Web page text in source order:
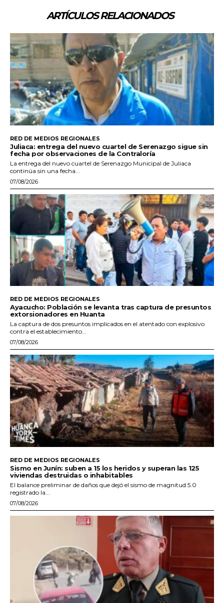
ARTÍCULOS RELACIONADOS
RED DE MEDIOS REGIONALES
Juliaca: entrega del nuevo cuartel de Serenazgo sigue sin
fecha por observaciones de la Contraloría
La entrega del nuevo cuartel de Serenazgo Municipal de Juliaca
continúa sin una fecha...
07/08/2026
RED DE MEDIOS REGIONALES
Ayacucho: Población se levanta tras captura de presuntos
extorsionadores en Huanta
La captura de dos presuntos implicados en el atentado con explosivo
contra el establecimiento...
07/08/2026
RED DE MEDIOS REGIONALES
Sismo en Junín: suben a 15 los heridos y superan las 125
viviendas destruidas o inhabitables
El balance preliminar de daños que dejó el sismo de magnitud 5.0
registrado la...
07/08/2026